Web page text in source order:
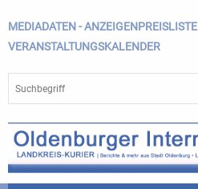
MEDIADATEN - ANZEIGENPREISLISTE
VERANSTALTUNGSKALENDER